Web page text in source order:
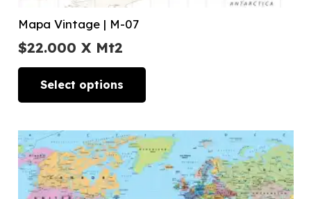
Mapa Vintage | M-07
$22.000 X Mt2
Select options